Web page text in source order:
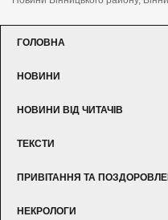
ГОЛОВНА
НОВИНИ
НОВИНИ ВІД ЧИТАЧІВ
ТЕКСТИ
ПРИВІТАННЯ ТА
НЕКРОЛОГИ